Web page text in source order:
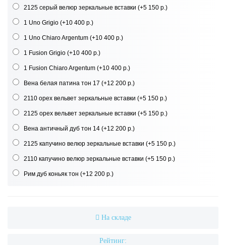
2125 серый велюр зеркальные вставки (+5 150 р.)
1 Uno Grigio (+10 400 р.)
1 Uno Chiaro Argentum (+10 400 р.)
1 Fusion Grigio (+10 400 р.)
1 Fusion Chiaro Argentum (+10 400 р.)
Вена белая патина тон 17 (+12 200 р.)
2110 орех вельвет зеркальные вставки (+5 150 р.)
2125 орех вельвет зеркальные вставки (+5 150 р.)
Вена античный дуб тон 14 (+12 200 р.)
2125 капучино велюр зеркальные вставки (+5 150 р.)
2110 капучино велюр зеркальные вставки (+5 150 р.)
Рим дуб коньяк тон (+12 200 р.)
На складе
Рейтинг: